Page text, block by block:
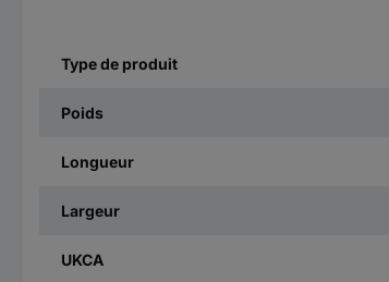
Type de produit
Poids
Longueur
Largeur
UKCA